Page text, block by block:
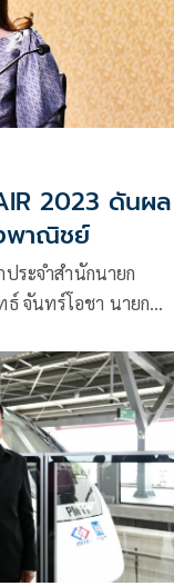
2023 ดันผล
พาณิชย์
ระจำสำนักนายก
ธ์ จันทร์โอชา นายก